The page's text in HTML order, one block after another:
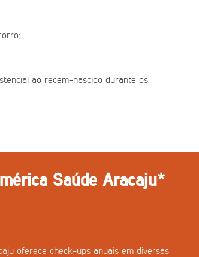
ao recém-nascido durante os
Saúde Aracaju*
oferece check-ups anuais em diversas